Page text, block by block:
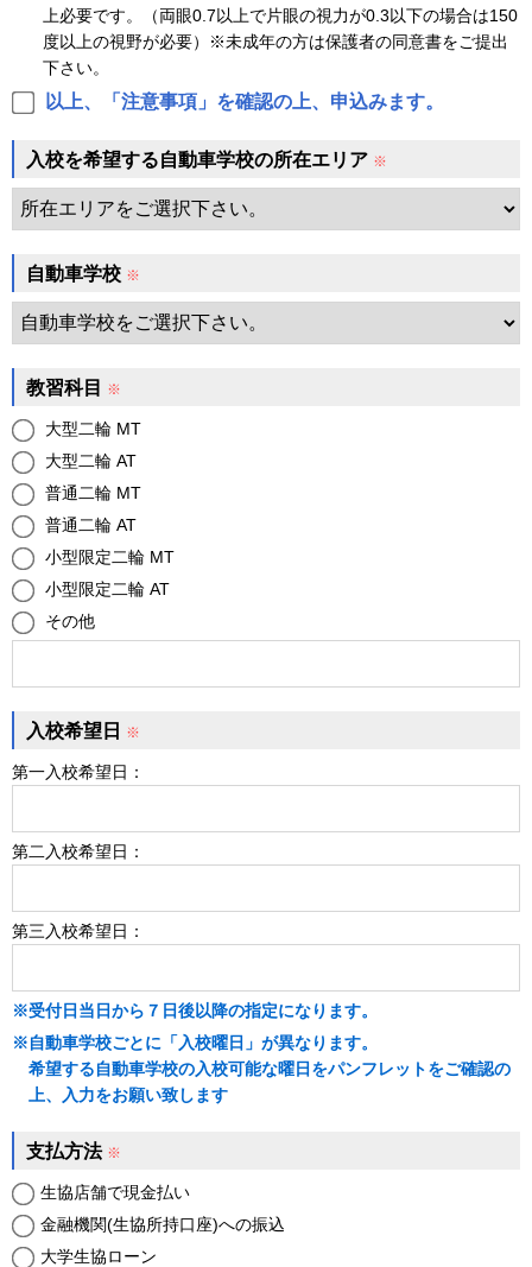
上必要です。（両眼0.7以上で片眼の視力が0.3以下の場合は150
度以上の視野が必要）※未成年の方は保護者の同意書をご提出
下さい。
以上、「注意事項」を確認の上、申込みます。
入校を希望する自動車学校の所在エリア ※
自動車学校 ※
教習科目 ※
大型二輪 MT
大型二輪 AT
普通二輪 MT
普通二輪 AT
小型限定二輪 MT
小型限定二輪 AT
その他
入校希望日 ※
第一入校希望日：
第二入校希望日：
第三入校希望日：
※受付日当日から７日後以降の指定になります。
※自動車学校ごとに「入校曜日」が異なります。
希望する自動車学校の入校可能な曜日をパンフレットをご確認の
上、入力をお願い致します
支払方法 ※
生協店舗で現金払い
金融機関(生協所持口座)への振込
大学生協ローン